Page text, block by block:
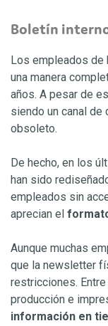
Boletín
Los empleados de
una manera
años. A pesar de
siendo un canal de
obsoleto.
De hecho, en los
han sido
empleados sin
aprecian el
Aunque muchas
que la newsletter
restricciones.
producción e
información en